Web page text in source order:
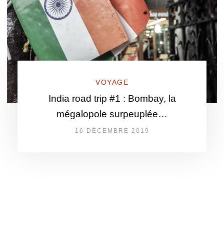
VOYAGE
India road trip #1 : Bombay, la
mégalopole surpeuplée…
16 DÉCEMBRE 2019